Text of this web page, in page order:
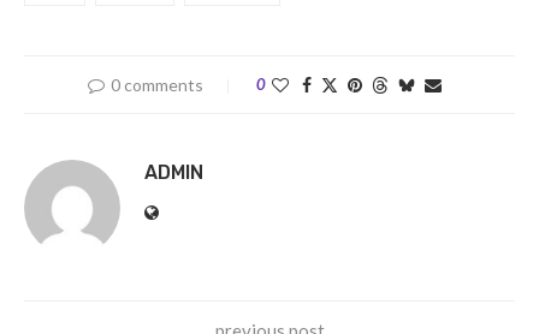
0 comments 0
ADMIN